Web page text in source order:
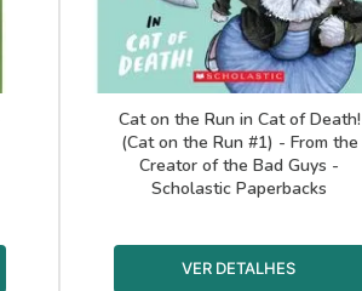
Cat on the Run in Cat of Death!
(Cat on the Run #1) - From the
Creator of the Bad Guys -
Scholastic Paperbacks